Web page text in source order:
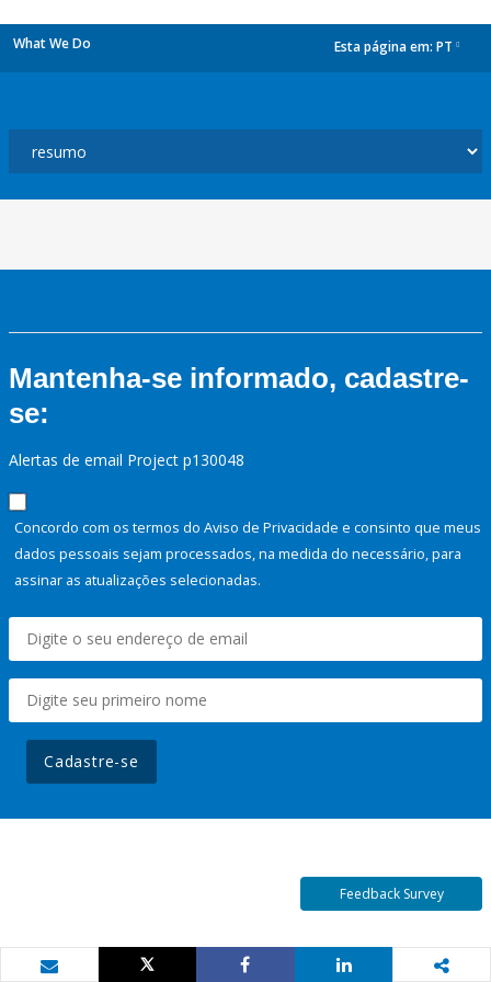
What We Do Esta página em: PT
Mantenha-se informado, cadastre-
se:
Alertas de email Project p130048
Concordo com os termos do Aviso de Privacidade e consinto que meus
dados pessoais sejam processados, na medida do necessário, para
assinar as atualizações selecionadas.
Cadastre-se
Feedback Survey